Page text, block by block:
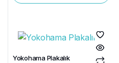
Yokohama Plakalık